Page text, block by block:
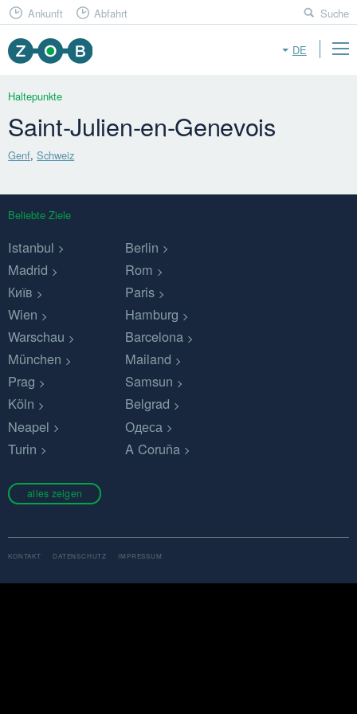
DE
Ankunft Abfahrt Suche
Haltepunkte
Saint-Julien-en-Genevois
Genf,Schweiz
Beliebte Ziele
Istanbul
Berlin
Madrid
Rom
Київ
Paris
Wien
Hamburg
Warschau
Barcelona
München
Mailand
Prag
Samsun
Köln
Belgrad
Neapel
Одеса
Turin
A Coruña
alles zeigen
KONTAKT DATENSCHUTZ IMPRESSUM